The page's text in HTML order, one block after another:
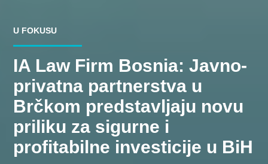
U FOKUSU
IA Law Firm Bosnia: Javno-
privatna partnerstva u
Brčkom predstavljaju novu
priliku za sigurne i
profitabilne investicije u BiH